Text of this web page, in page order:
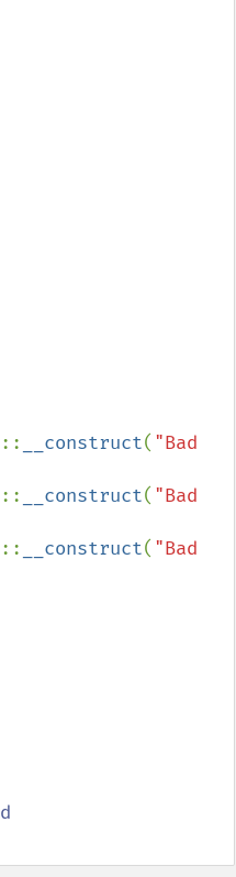
:: __construct( "Bad
:: __construct( "Bad
:: __construct( "Bad